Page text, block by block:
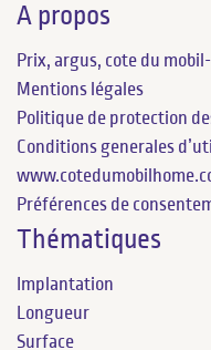
A propos
Prix, argus, cote du
Mentions légales
Politique de protection
Conditions generales
Préférences de
Thématiques
Implantation
Longueur
Surface